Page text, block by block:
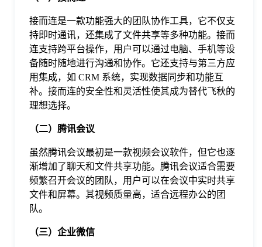
接而连是一款功能强大的团队协作工具，它不仅支
持即时通讯，还集成了文件共享等多种功能。接而
连支持跨平台操作，用户可以通过电脑、手机等设
备随时随地进行沟通和协作。它还支持与第三方应
用集成，如 CRM 系统，实现数据同步和功能互
补。接而连的安全性和灵活性使其成为替代飞秋的
理想选择。
（二）腾讯会议
虽然腾讯会议最初是一款视频会议软件，但它也逐
渐增加了聊天和文件共享功能。腾讯会议适合需要
频繁召开会议的团队，用户可以在会议中实时共享
文件和屏幕。其视频质量高，适合远程办公的团
队。
（三）企业微信